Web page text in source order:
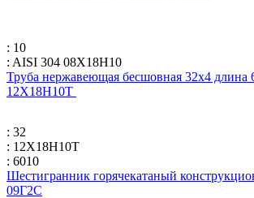
: 10
: AISI 304 08Х18Н10
Труба нержавеющая бесшовная 32х4 длина
12Х18Н10Т
: 32
: 12Х18Н10Т
: 6010
Шестигранник горячекатаный
09Г2С